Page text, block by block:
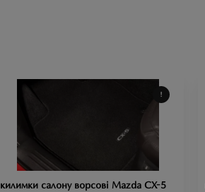
килимки салону ворсові Mazda CX-5